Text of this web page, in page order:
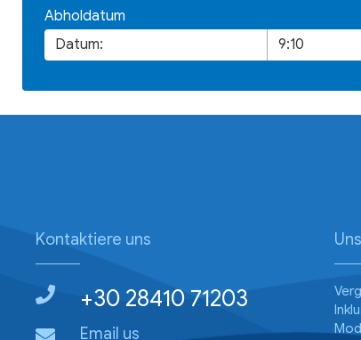
Abholdatum
Kontaktiere uns
+30 28410 71203
Email us